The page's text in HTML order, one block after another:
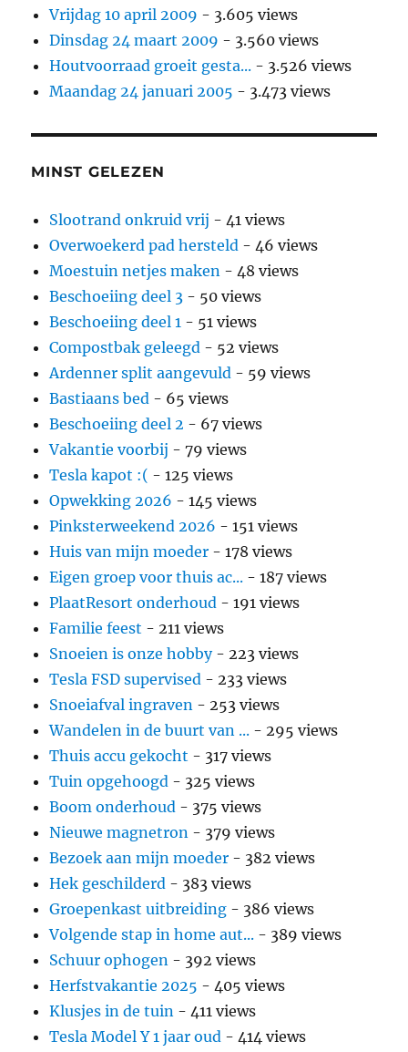
Vrijdag 10 april 2009 - 3.605 views
Dinsdag 24 maart 2009 - 3.560 views
Houtvoorraad groeit gesta... - 3.526 views
Maandag 24 januari 2005 - 3.473 views
MINST GELEZEN
Slootrand onkruid vrij - 41 views
Overwoekerd pad hersteld - 46 views
Moestuin netjes maken - 48 views
Beschoeiing deel 3 - 50 views
Beschoeiing deel 1 - 51 views
Compostbak geleegd - 52 views
Ardenner split aangevuld - 59 views
Bastiaans bed - 65 views
Beschoeiing deel 2 - 67 views
Vakantie voorbij - 79 views
Tesla kapot :( - 125 views
Opwekking 2026 - 145 views
Pinksterweekend 2026 - 151 views
Huis van mijn moeder - 178 views
Eigen groep voor thuis ac... - 187 views
PlaatResort onderhoud - 191 views
Familie feest - 211 views
Snoeien is onze hobby- 223 views
Tesla FSD supervised - 233 views
Snoeiafval ingraven - 253 views
Wandelen in de buurt van ... - 295 views
Thuis accu gekocht - 317 views
Tuin opgehoogd - 325 views
Boom onderhoud - 375 views
Nieuwe magnetron - 379 views
Bezoek aan mijn moeder - 382 views
Hek geschilderd - 383 views
Groepenkast uitbreiding - 386 views
Volgende stap in home aut... - 389 views
Schuur ophogen - 392 views
Herfstvakantie 2025 - 405 views
Klusjes in de tuin - 411 views
Tesla Model Y 1 jaar oud - 414 views